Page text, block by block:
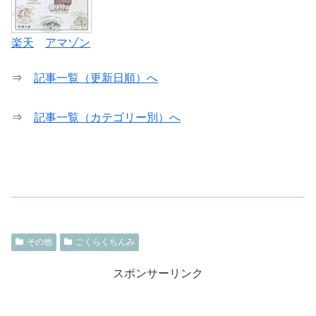
楽天 アマゾン
⇒ 記事一覧（更新日順）へ
⇒ 記事一覧（カテゴリー別）へ
その他 ごくらくちんみ
スポンサーリンク